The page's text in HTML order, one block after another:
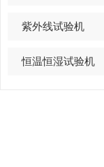
紫外线试验机
恒温恒湿试验机